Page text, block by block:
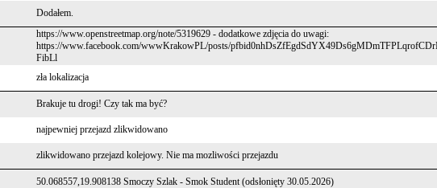
Dodałem.
https://www.openstreetmap.org/note/5319629 - dodatkowe zdjęcia do uwagi:
https://www.facebook.com/wwwKrakowPL/posts/
FibLl
zła lokalizacja
Brakuje tu drogi! Czy tak ma być?
najpewniej przejazd zlikwidowano
zlikwidowano przejazd kolejowy. Nie ma mozliwości przejazdu
50.068557,19.908138 Smoczy Szlak - Smok Student (odsłonięty 30.05.2026)